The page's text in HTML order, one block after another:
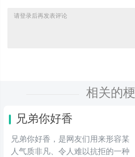
相关的梗
兄弟你好香
兄弟你好香，是网友们用来形容某
人气质非凡、令人难以抗拒的一种